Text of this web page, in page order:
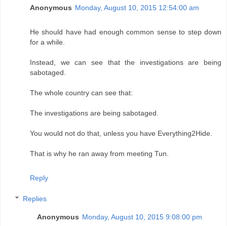
Anonymous Monday, August 10, 2015 12:54:00 am
He should have had enough common sense to step down
for a while.
Instead, we can see that the investigations are being
sabotaged.
The whole country can see that:
The investigations are being sabotaged.
You would not do that, unless you have Everything2Hide.
That is why he ran away from meeting Tun.
Reply
Replies
Anonymous Monday, August 10, 2015 9:08:00 pm